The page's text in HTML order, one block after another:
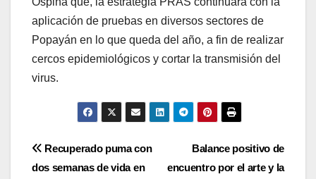
aplicación de pruebas en diversos sectores de
Popayán en lo que queda del año, a fin de realizar
cercos epidemiológicos y cortar la transmisión del
virus.
Navegación
Balance positivo de
encuentro por el arte y la
Recuperado puma con
dos semanas de vida en